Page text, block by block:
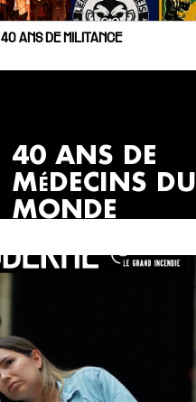
40 ANS DE MILITANCE
40 ANS DE
MéDECINS DU
MONDE